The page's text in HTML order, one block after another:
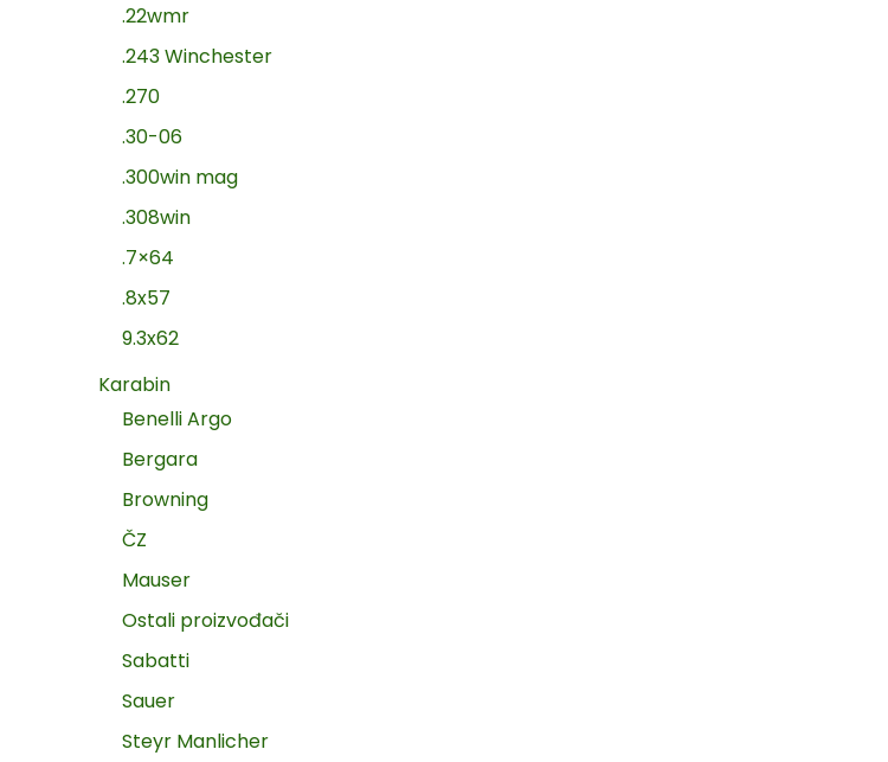
.22wmr
.243 Winchester
.270
.30-06
.300win mag
.308win
.7×64
.8x57
9.3x62
Karabin
Benelli Argo
Bergara
Browning
ČZ
Mauser
Ostali proizvođači
Sabatti
Sauer
Steyr Manlicher